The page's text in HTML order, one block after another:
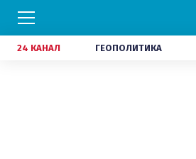
24 КАНАЛ ГЕОПОЛИТИКА